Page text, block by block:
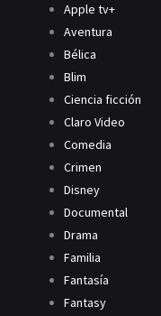
Apple tv+
Aventura
Bélica
Blim
Ciencia ficción
Claro Video
Comedia
Crimen
Disney
Documental
Drama
Familia
Fantasía
Fantasy